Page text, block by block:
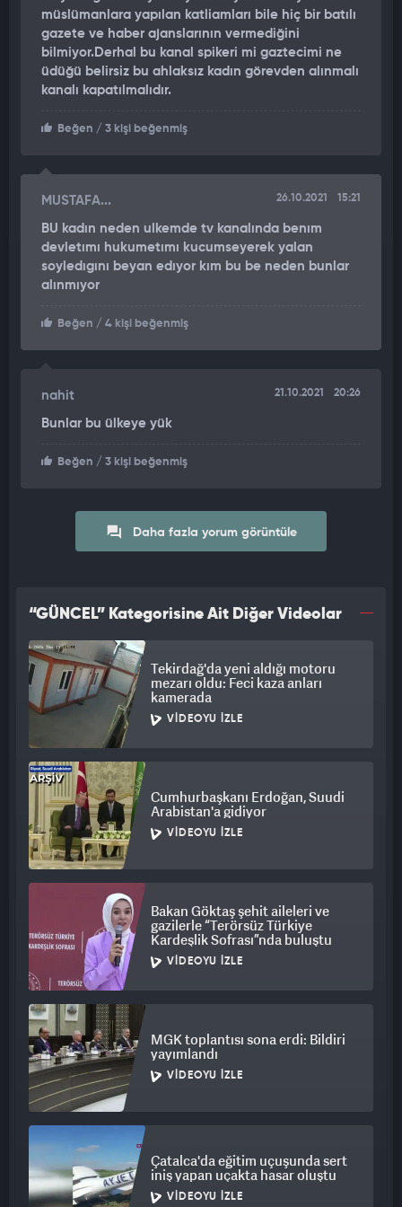
müslümanlara yapılan katliamları bile hiç bir batılı
gazete ve haber ajanslarının vermediğini
bilmiyor.Derhal bu kanal spikeri mi gaztecimi ne
üdüğü belirsiz bu ahlaksız kadın görevden alınmalı
kanalı kapatılmalıdır.
Beğen / 3 kişi beğenmiş
MUSTAFA... 26.10.2021 15:21
BU kadın neden ulkemde tv kanalında benım
devletımı hukumetımı kucumseyerek yalan
soyledıgını beyan edıyor kım bu be neden bunlar
alınmıyor
Beğen / 4 kişi beğenmiş
nahit 21.10.2021 20:26
Bunlar bu ülkeye yük
Beğen / 3 kişi beğenmiş
Daha fazla yorum görüntüle
“GÜNCEL” Kategorisine Ait Diğer Videolar
Tekirdağ'da yeni aldığı motoru
mezarı oldu: Feci kaza anları
kamerada
VIDEOYU İZLE
Cumhurbaşkanı Erdoğan, Suudi
Arabistan'a gidiyor
VIDEOYU İZLE
Bakan Göktaş şehit aileleri ve
gazilerle “Terörsüz Türkiye
Kardeşlik Sofrası”nda buluştu
VIDEOYU İZLE
MGK toplantısı sona erdi: Bildiri
yayımlandı
VIDEOYU İZLE
Çatalca'da eğitim uçuşunda sert
iniş yapan uçakta hasar oluştu
VIDEOYU İZLE